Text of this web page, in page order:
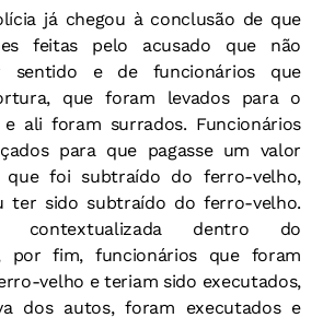
já chegou à conclusão de que
feitas pelo acusado que não
sentido e de funcionários que
que foram levados para o
ali foram surrados. Funcionários
para que pagasse um valor
que foi subtraído do ferro-velho,
ter sido subtraído do ferro-velho.
contextualizada dentro do
por fim, funcionários que foram
velho e teriam sido executados,
dos autos, foram executados e